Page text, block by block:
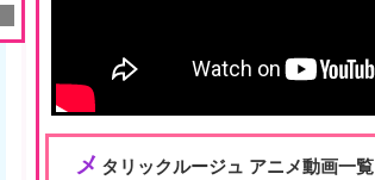
メ タリックルージュ アニメ動画一覧